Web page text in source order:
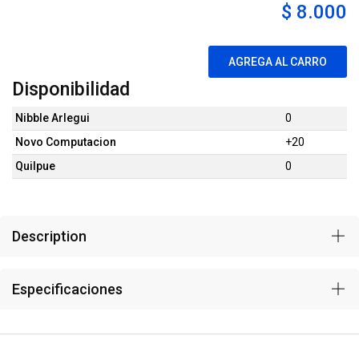
$ 8.000
AGREGA AL CARRO
Disponibilidad
Nibble Arlegui
0
Novo Computacion
+20
Quilpue
0
Description
Especificaciones